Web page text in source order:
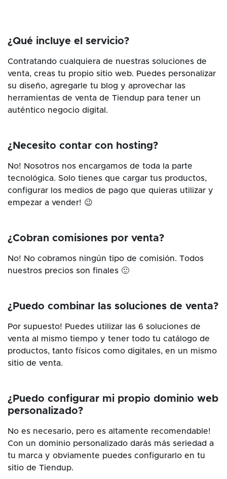
¿Qué incluye el servicio?
Contratando cualquiera de nuestras soluciones de
venta, creas tu propio sitio web. Puedes personalizar
su diseño, agregarle tu blog y aprovechar las
herramientas de venta de Tiendup para tener un
auténtico negocio digital.
¿Necesito contar con hosting?
No! Nosotros nos encargamos de toda la parte
tecnológica. Solo tienes que cargar tus productos,
configurar los medios de pago que quieras utilizar y
empezar a vender! 😉
¿Cobran comisiones por venta?
No! No cobramos ningún tipo de comisión. Todos
nuestros precios son finales 🙂
¿Puedo combinar las soluciones de venta?
Por supuesto! Puedes utilizar las 6 soluciones de
venta al mismo tiempo y tener todo tu catálogo de
productos, tanto físicos como digitales, en un mismo
sitio de venta.
¿Puedo configurar mi propio dominio web
personalizado?
No es necesario, pero es altamente recomendable!
Con un dominio personalizado darás más seriedad a
tu marca y obviamente puedes configurarlo en tu
sitio de Tiendup.